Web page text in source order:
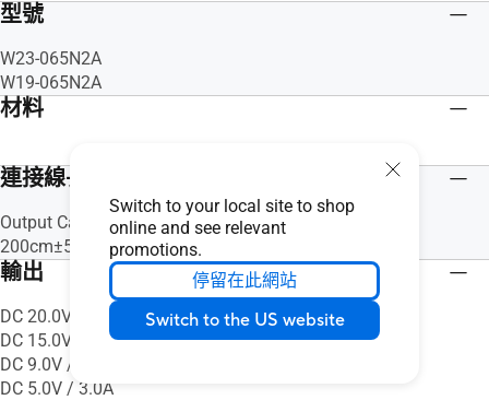
Switch to your local site to shop
online and see relevant
promotions.
停留在此網站
Switch to the US website
型號
W23-065N2A
W19-065N2A
材料
連接線長度
Output Cable:200 cm Power Cord:90 cm
200cm±5%
輸出
DC 20.0V / 3.25A
DC 15.0V / 3.0A
DC 9.0V / 3.0A
DC 5.0V / 3.0A